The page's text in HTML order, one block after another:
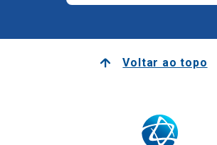
Voltar ao topo